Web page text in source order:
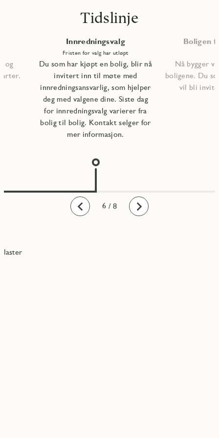
Tidslinje
Bakover
og
Innredningsvalg
Fristen for valg har utløpt
Du som har kjøpt en bolig, blir nå
invitert inn til møte med
innredningsansvarlig, som hjelper
deg med valgene dine. Siste dag
for innredningsvalg varierer fra
bolig til bolig. Kontakt selger for
mer informasjon.
Boligen
Nå bygger
boligene. Du
vil bli
Fremover
1
2
3
4
5
6
7
8 / 8
laster